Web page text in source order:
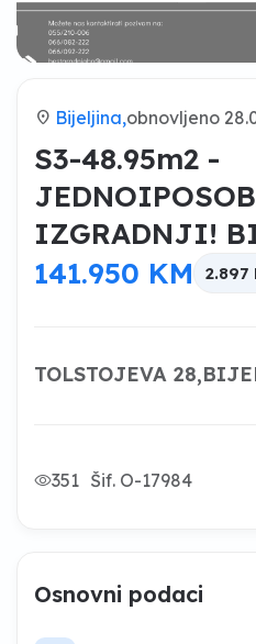
location_on Bijeljina,obnovljeno
S3-48.95m2 -
IZGRADNJI!
141.950 KM
2.897
TOLSTOJEVA
351 Šif. O-17984
Osnovni podaci